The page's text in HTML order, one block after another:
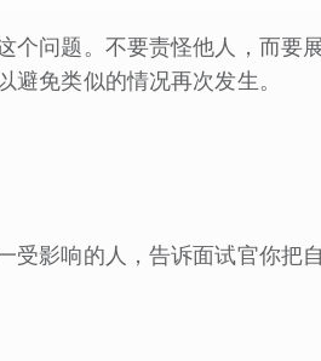
个问题。不要责怪他人，而要
免类似的情况再次发生。
受影响的人，告诉面试官你把